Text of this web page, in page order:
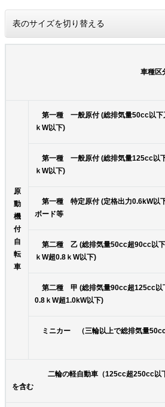
表のサイズを切り替える
車種区
原
動
機
付
自
転
車
第一種 一般原付 (総排​気量50cc以下
ｋW以下)
第一種 一般原付 (総排気量125cc以
ｋW以下)
第一種 特定原付 (定格出力0.6kW
ボード等
第二種 乙 (総排気量50cc超90cc以
ｋW超0.8ｋW以下)
第二種 甲 (総排気量90cc超125cc以
0.8ｋW超1.0kW以下)
ミニカー （三輪以上で総排気量
二輪の軽自動車（125cc超250cc以
を含む